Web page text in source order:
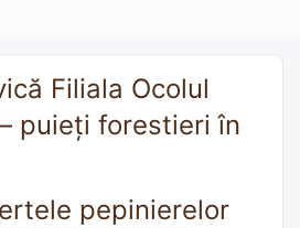
Filiala Ocolul
puieți forestieri în
pepinierelor